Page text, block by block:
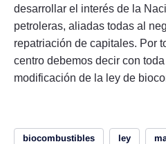
desarrollar el interés de la
petroleras, aliadas todas al
repatriación de capitales. Por
centro debemos decir con
modificación de la ley de
biocombustibles ley